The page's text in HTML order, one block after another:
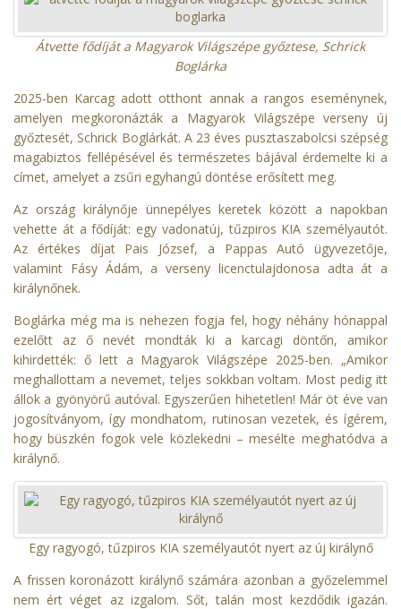
Átvette fődíját a Magyarok Világszépe győztese, Schrick
Boglárka
2025-ben Karcag adott otthont annak a rangos eseménynek,
amelyen megkoronázták a Magyarok Világszépe verseny új
győztesét, Schrick Boglárkát. A 23 éves pusztaszabolcsi szépség
magabiztos fellépésével és természetes bájával érdemelte ki a
címet, amelyet a zsűri egyhangú döntése erősített meg.
Az ország királynője ünnepélyes keretek között a napokban
vehette át a fődíját: egy vadonatúj, tűzpiros KIA személyautót.
Az értékes díjat Pais József, a Pappas Autó ügyvezetője,
valamint Fásy Ádám, a verseny licenctulajdonosa adta át a
királynőnek.
Boglárka még ma is nehezen fogja fel, hogy néhány hónappal
ezelőtt az ő nevét mondták ki a karcagi döntőn, amikor
kihirdették: ő lett a Magyarok Világszépe 2025-ben. „Amikor
meghallottam a nevemet, teljes sokkban voltam. Most pedig itt
állok a gyönyörű autóval. Egyszerűen hihetetlen! Már öt éve van
jogosítványom, így mondhatom, rutinosan vezetek, és ígérem,
hogy büszkén fogok vele közlekedni – mesélte meghatódva a
királynő.
Egy ragyogó, tűzpiros KIA személyautót nyert az új királynő
A frissen koronázott királynő számára azonban a győzelemmel
nem ért véget az izgalom. Sőt, talán most kezdődik igazán.